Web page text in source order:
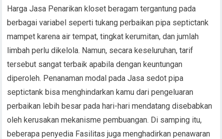
Harga Jasa Penarikan kloset beragam tergantung pada
berbagai variabel seperti tukang perbaikan pipa septictank
mampet karena air tempat, tingkat kerumitan, dan jumlah
limbah perlu dikelola. Namun, secara keseluruhan, tarif
tersebut sangat terbaik apabila dengan keuntungan
diperoleh. Penanaman modal pada Jasa sedot pipa
septictank bisa menghindarkan kamu dari pengeluaran
perbaikan lebih besar pada hari-hari mendatang disebabkan
oleh kerusakan mekanisme pembuangan. Di samping itu,
beberapa penyedia Fasilitas juga menghadirkan penawaran